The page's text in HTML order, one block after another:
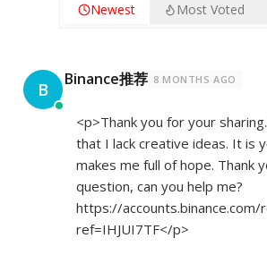
Newest Most Voted
B Binance推荐 8 MONTHS AGO
<p>Thank you for your
that I lack creative ideas. It is
makes me full of hope. Thank
question, can you help me?
https://
ref=IHJUI7TF</p>